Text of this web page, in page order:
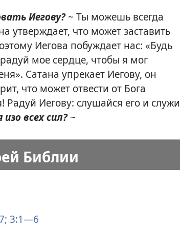
Иегову?~ Ты можешь всегда
утверждает, что может заставить
Иегова побуждает нас: «Будь
мое сердце, чтобы я мог
Сатана упрекает Иегову, он
что может отвести от Бога
Радуй Иегову: слушайся его и служи
всех сил?~
Библии
3:1—6